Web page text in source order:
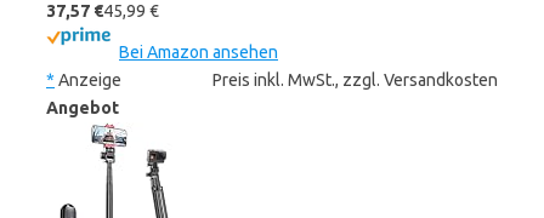
37,57 €45,99 €
Bei Amazon ansehen
* Anzeige
Preis inkl. MwSt., zzgl. Versandkosten
Angebot